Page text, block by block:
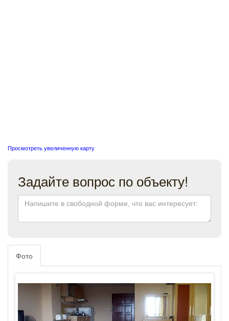
Просмотреть увеличенную карту
Задайте вопрос по объекту!
Фото